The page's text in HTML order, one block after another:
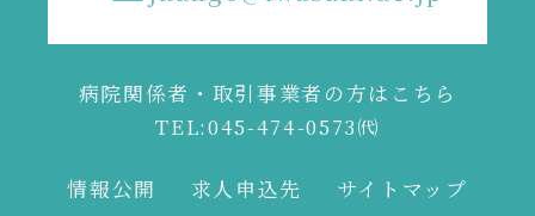
病院関係者・取引事業者の方はこちら
TEL:045-474-0573㈹
情報公開 求人申込先 サイトマップ